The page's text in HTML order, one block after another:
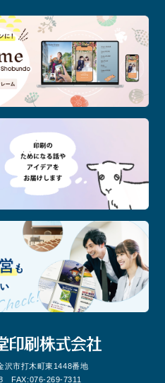
沢市打木町東1448番地
FAX:076-269-7311